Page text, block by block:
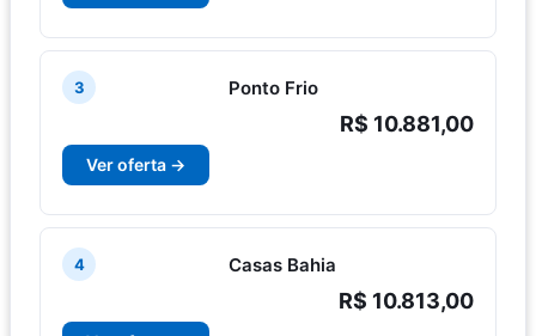
3 Ponto Frio
R$ 10.881,00
Ver oferta →
4 Casas Bahia
R$ 10.813,00